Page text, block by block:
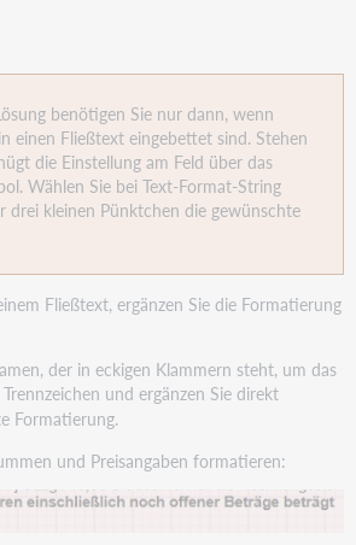
benötigen Sie nur dann, wenn
einen Fließtext eingebettet sind. Stehen
die Einstellung am Feld über das
Wählen Sie bei Text-Format-String
drei kleinen Pünktchen die gewünschte
Fließtext, ergänzen Sie die Formatierung
der in eckigen Klammern steht, um das
Trennzeichen und ergänzen Sie direkt
Formatierung.
und Preisangaben formatieren: